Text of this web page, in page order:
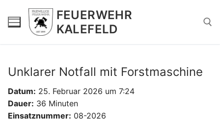
Inhalt
springen
FEUERWEHR
KALEFELD
Unklarer Notfall mit Forstmaschine
Datum: 25. Februar 2026 um 7:24
Dauer: 36 Minuten
Einsatznummer: 08-2026